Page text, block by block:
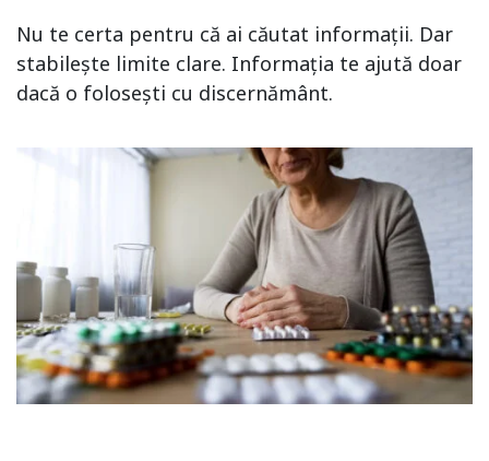
Nu te certa pentru că ai căutat informații. Dar
stabilește limite clare. Informația te ajută doar
dacă o folosești cu discernământ.